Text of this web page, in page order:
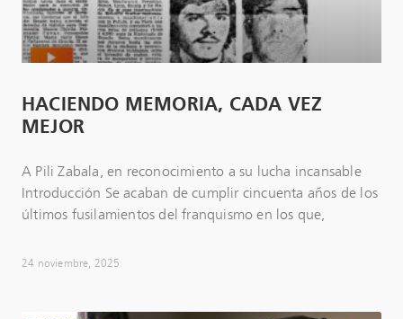
HACIENDO MEMORIA, CADA VEZ
MEJOR
A Pili Zabala, en reconocimiento a su lucha incansable
Introducción Se acaban de cumplir cincuenta años de los
últimos fusilamientos del franquismo en los que,
24 noviembre, 2025